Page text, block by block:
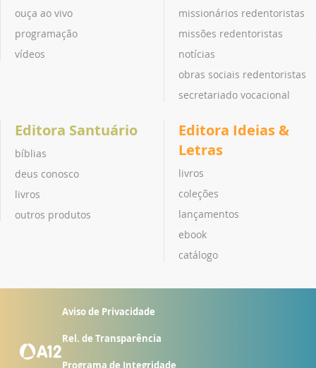
ouça ao vivo
programação
vídeos
missionários redentoristas
missões redentoristas
notícias
obras sociais redentoristas
secretariado vocacional
Editora Santuário
bíblias
deus conosco
livros
outros produtos
Editora Ideias &
Letras
livros
coleções
lançamentos
ebook
catálogo
Aviso de Privacidade
Rel. de Transparência
Programa de Integridade